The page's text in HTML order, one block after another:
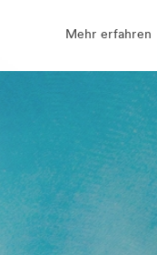
Mehr erfahren